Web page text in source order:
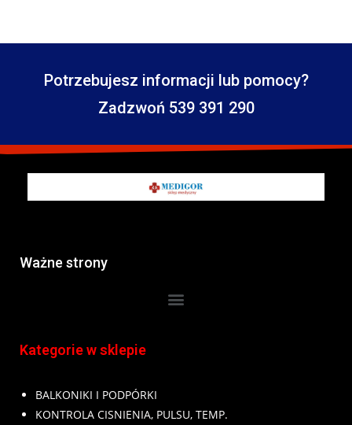
Potrzebujesz informacji lub pomocy?
Zadzwoń 539 391 290
Ważne strony
Kategorie w sklepie
BALKONIKI I PODPÓRKI
KONTROLA CISNIENIA, PULSU, TEMP.